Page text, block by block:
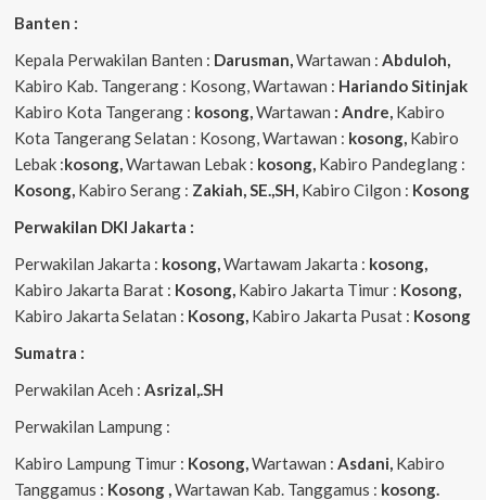
Banten :
Kepala Perwakilan Banten : Darusman, Wartawan : Abduloh,
Kabiro Kab. Tangerang : Kosong, Wartawan : Hariando Sitinjak
Kabiro Kota Tangerang : kosong, Wartawan : Andre, Kabiro
Kota Tangerang Selatan : Kosong, Wartawan : kosong, Kabiro
Lebak :kosong, Wartawan Lebak : kosong, Kabiro Pandeglang :
Kosong, Kabiro Serang : Zakiah, SE.,SH, Kabiro Cilgon : Kosong
Perwakilan DKI Jakarta :
Perwakilan Jakarta : kosong, Wartawam Jakarta : kosong,
Kabiro Jakarta Barat : Kosong, Kabiro Jakarta Timur : Kosong,
Kabiro Jakarta Selatan : Kosong, Kabiro Jakarta Pusat : Kosong
Sumatra :
Perwakilan Aceh : Asrizal,.SH
Perwakilan Lampung :
Kabiro Lampung Timur : Kosong, Wartawan : Asdani, Kabiro
Tanggamus : Kosong , Wartawan Kab. Tanggamus : kosong.